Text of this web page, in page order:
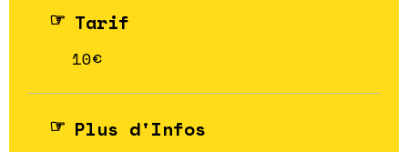
Tarif
10€
Plus d'Infos